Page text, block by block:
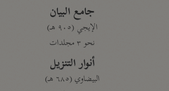
جامع البيان
الإيجي (٩٠٥ هـ)
نحو ٣ مجلدات
أنوار التنزيل
البيضاوي (٦٨٥ هـ)